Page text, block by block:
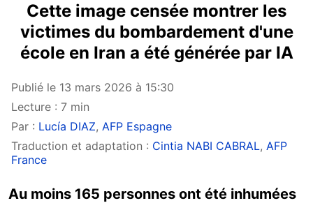
Cette image censée montrer les
victimes du bombardement d'une
école en Iran a été générée par IA
Publié le 13 mars 2026 à 15:30
Lecture : 7 min
Par : Lucía DIAZ, AFP Espagne
Traduction et adaptation : Cintia NABI CABRAL, AFP
France
Au moins 165 personnes ont été inhumées